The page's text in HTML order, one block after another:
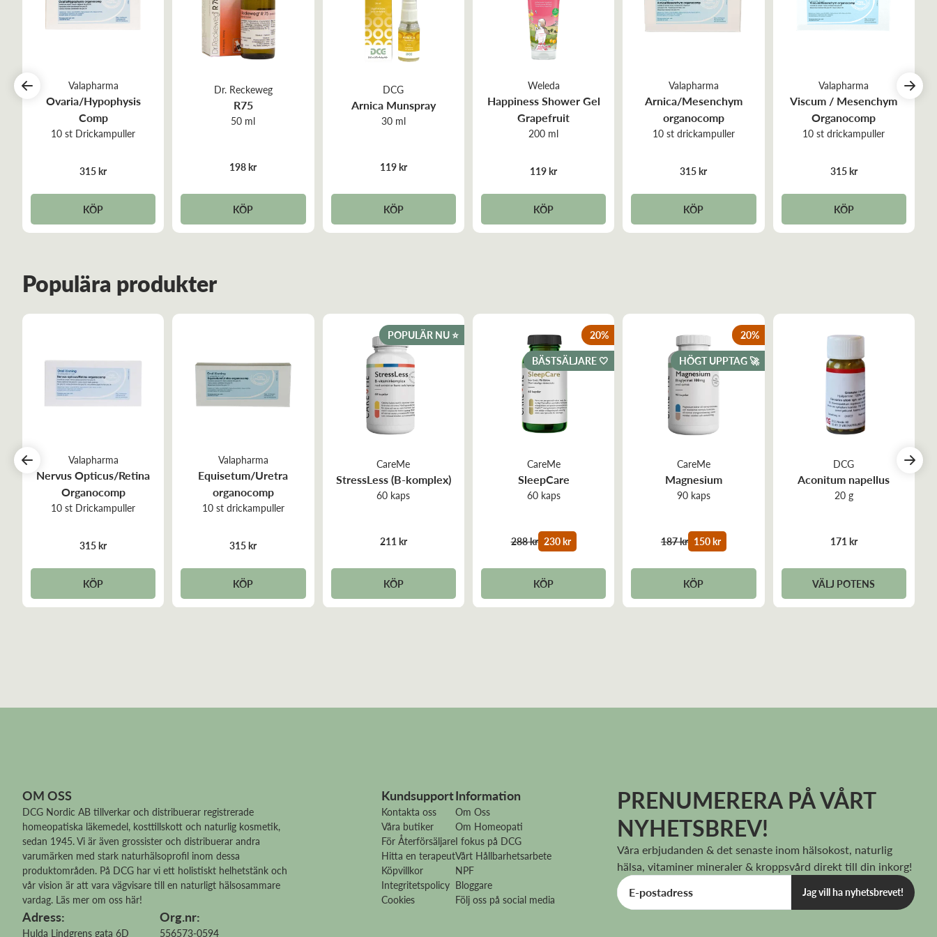
Valapharma
Ovaria/Hypophysis
Comp
10 st Drickampuller
315 kr
KÖP
Dr. Reckeweg
R75
50 ml
198 kr
KÖP
DCG
Arnica Munspray
30 ml
119 kr
KÖP
Weleda
Happiness Shower Gel
Grapefruit
200 ml
119 kr
KÖP
Valapharma
Arnica/Mesenchym
organocomp
10 st drickampuller
315 kr
KÖP
Valapharma
Viscum / Mesenchym
Organocomp
10 st drickampuller
315 kr
KÖP
Populära produkter
Valapharma
Nervus Opticus/Retina
Organocomp
10 st Drickampuller
315 kr
KÖP
Valapharma
Equisetum/Uretra
organocomp
10 st drickampuller
315 kr
KÖP
CareMe
StressLess (B-komplex)
60 kaps
211 kr
KÖP
POPULÄR NU ⭐️
CareMe
SleepCare
60 kaps
288 kr 230 kr
KÖP
20%
BÄSTSÄLJARE 🤍
CareMe
Magnesium
90 kaps
187 kr 150 kr
KÖP
20%
HÖGT UPPTAG 🚀
DCG
Aconitum napellus
20 g
171 kr
VÄLJ POTENS
OM OSS
DCG Nordic AB tillverkar och distribuerar registrerade
homeopatiska läkemedel, kosttillskott och naturlig kosmetik,
sedan 1945. Vi är även grossister och distribuerar andra
varumärken med stark naturhälsoprofil inom dessa
produktområden. På DCG har vi ett holistiskt helhetstänk och
vår vision är att vara vägvisare till en naturligt hälsosammare
vardag. Läs mer om oss här!
Adress:
Hulda Lindgrens gata 6D
Org.nr:
556573-0594
Kundsupport
Kontakta oss
Våra butiker
För Återförsäljare
Hitta en terapeut
Köpvillkor
Integritetspolicy
Cookies
Information
Om Oss
Om Homeopati
I fokus på DCG
Vårt Hållbarhetsarbete
NPF
Bloggare
Följ oss på social media
PRENUMERERA PÅ VÅRT
NYHETSBREV!
Våra erbjudanden & det senaste inom hälsokost, naturlig
hälsa, vitaminer mineraler & kroppsvård direkt till din inkorg!
Jag vill ha nyhetsbrevet!